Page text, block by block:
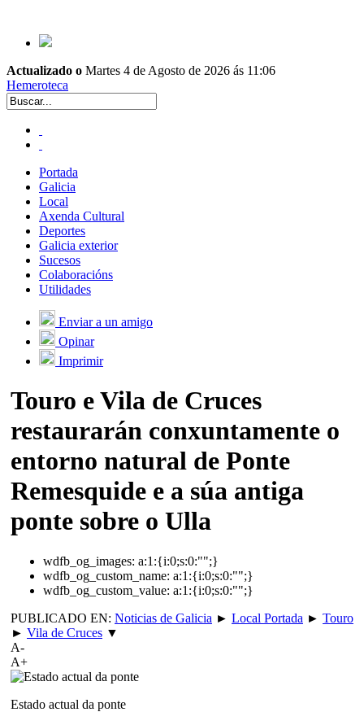
Actualizado o Martes 4 de Agosto de 2026 ás 11:06
Hemeroteca
Portada
Galicia
Local
Axenda Cultural
Deportes
Galicia exterior
Sucesos
Colaboracións
Utilidades
Enviar a un amigo
Opinar
Imprimir
Touro e Vila de Cruces
restaurarán conxuntamente o
entorno natural de Ponte
Remesquide e a súa antiga
ponte sobre o Ulla
wdfb_og_images: a:1:{i:0;s:0:"";}
wdfb_og_custom_name: a:1:{i:0;s:0:"";}
wdfb_og_custom_value: a:1:{i:0;s:0:"";}
PUBLICADO EN: Noticias de Galicia ► Local Portada ► Touro
► Vila de Cruces ▼
A-
A+
Estado actual da ponte